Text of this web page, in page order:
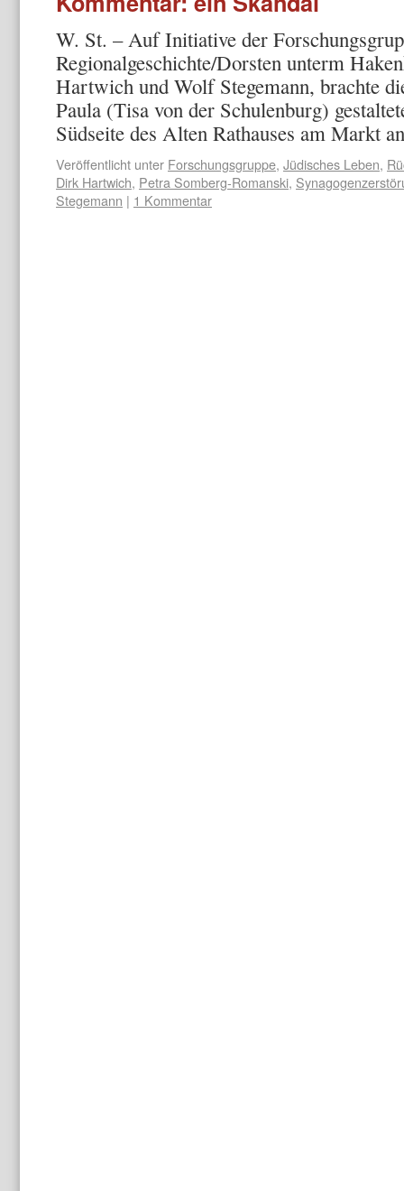
W. St. – Auf Initiative der
Regionalgeschichte/Dorsten unterm
Hartwich und Wolf Stegemann, brachte
Paula (Tisa von der Schulenburg)
Südseite des Alten Rathauses am Markt
Veröffentlicht unter Forschungsgruppe, Jüdisches Leben,
Dirk Hartwich, Petra Somberg-Romanski,
Stegemann | 1 Kommentar